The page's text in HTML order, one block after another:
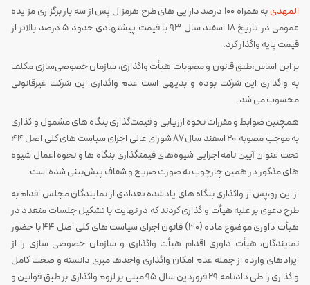
المهدی
به همراه ۱۰۰ درصد دارایی‏ های طرح هرمزال پس از سه بار برگزاری مزایده
عمومی در تاریخ ۱۸ اسفند سال ۹۳ با قیمت پیشنهادی حدود ۵ درصد بالاتر از
قیمت پایه واگذار کرد.
بر این اساس،طبق قانون و مصوبات هیأت واگذاری، سازمان خصوصی‌سازی مکلف
به واگذاری این شرکت بوده و بدیهی است عدم واگذاری این شرکت غیرقانونی
محسوب می شد.
همچنین ضوابط و مقررات نحوه ارزیابی و قیمت‌گذاری بنگاه های مشمول واگذاری
به موجب مصوبه ۲۰ اسفند سال ۸۷ شورای عالی اجرای سیاست های کلی اصل ۴۴
تحت عنوان آیین نامه اجرایی شیوه‌های قیمتگذاری بنگاه ها و نحوه اعمال شیوه
های مذکور در همین چارچوب به صورت صریح و شفاف پیش‌بینی شده است.
از این رو،پس از واگذاری بنگاه های یادشده تعدادی از نمایندگان مجلس اقدام به
طرح دعوی بر علیه هیأت واگذاری کردند که در نهایت با تشکیل جلسات متعدد در
هیأت داوری موضوع ماده (۳۰) قانون اجرای سیاست های کلی اصل ۴۴ با حضور
نمایندگان، هیأت داوری اقدام هیأت واگذاری و سازمان خصوصی سازی را از
ایرادهای وارده از جمله عدم امکان واگذاری واحدها مبری دانسته و صحت کامل
واگذاری را طی دادنامه ۲۹ فروردین سال ۹۵ مبنی بر لزوم واگذاری بر طبق قوانین و